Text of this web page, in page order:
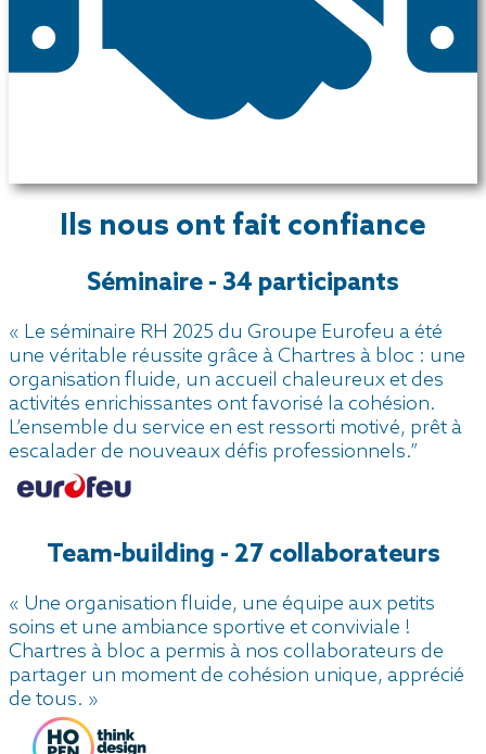
Ils nous ont fait confiance
Séminaire - 34 participants
« Le séminaire RH 2025 du Groupe Eurofeu a été
une véritable réussite grâce à Chartres à bloc : une
organisation fluide, un accueil chaleureux et des
activités enrichissantes ont favorisé la cohésion.
L’ensemble du service en est ressorti motivé, prêt à
escalader de nouveaux défis professionnels.”
Team-building - 27 collaborateurs
« Une organisation fluide, une équipe aux petits
soins et une ambiance sportive et conviviale !
Chartres à bloc a permis à nos collaborateurs de
partager un moment de cohésion unique, apprécié
de tous. »